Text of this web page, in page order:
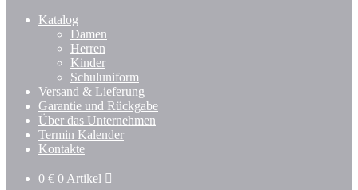
Katalog
Damen
Herren
Kinder
Schuluniform
Versand & Lieferung
Garantie und Rückgabe
Über das Unternehmen
Termin Kalender
Kontakte
0 € 0 Artikel